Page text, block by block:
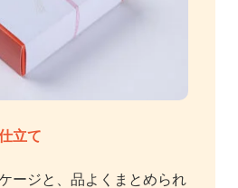
立て
ージと、品よくまとめられ